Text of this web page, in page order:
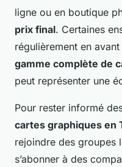
ligne ou en boutique
prix final. Certaines
régulièrement en
gamme complète de
peut représenter une
Pour rester informé
cartes graphiques en
rejoindre des groupes
s’abonner à des